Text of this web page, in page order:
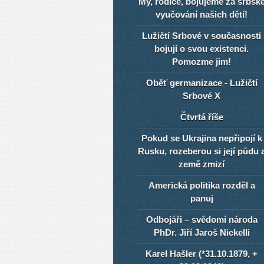
vyučování našich dětí!
Lužičtí Srbové v současnosti
bojují o svou existenci.
Pomozme jim!
Oběť germanizace - Lužičtí
Srbové X
Čtvrtá říše
Pokud se Ukrajina nepřipojí k
Rusku, rozeberou si její půdu
země zmizí
Americká politika rozděl a
panuj
Odbojáři – svědomí národa
PhDr. Jiří Jaroš Nickelli
Karel Hašler (*31.10.1879, +